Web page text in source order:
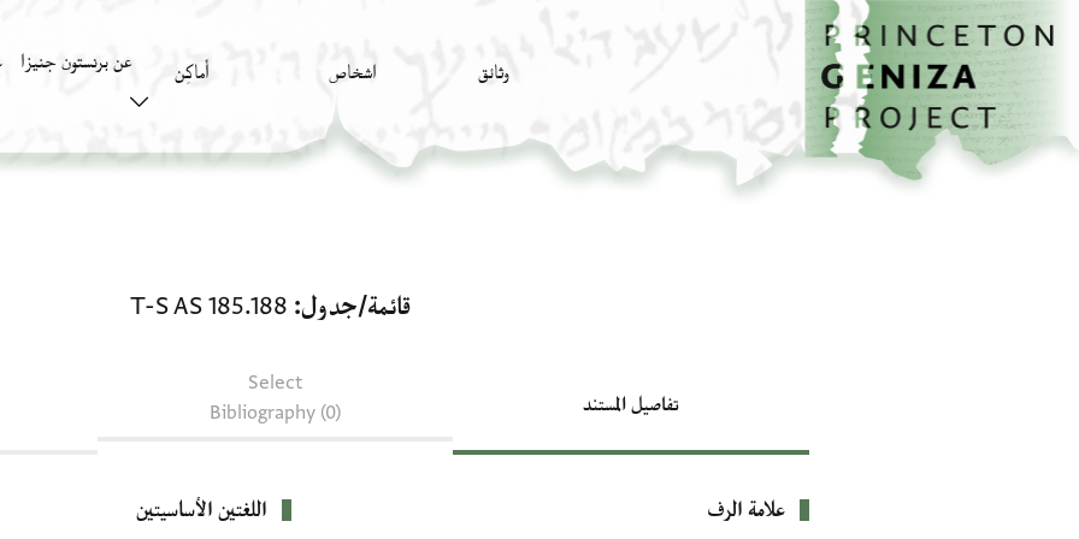
تخطي إلى المحتوى الرئيسي
الصفحة الرئيسية
وثائق اشخاص أَماكِن عن برنستون جنيزا
قائمة/جدول T-S AS 185.188
تفاصيل المستند
Select
Bibliography (0)
بيانات التعريف
علامة الرف اللغتين الأساسيتين